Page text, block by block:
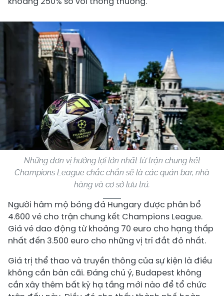
Những đơn vị hưởng lợi lớn nhất từ trận chung kết
Champions League chắc chắn sẽ là các quán bar, nhà
hàng và cơ sở lưu trú.
Người hâm mộ bóng đá Hungary được phân bổ
4.600 vé cho trận chung kết Champions League.
Giá vé dao động từ khoảng 70 euro cho hạng thấp
nhất đến 3.500 euro cho những vị trí đắt đỏ nhất.
Giá trị thể thao và truyền thông của sự kiện là điều
không cần bàn cãi. Đáng chú ý, Budapest không
cần xây thêm bất kỳ hạ tầng mới nào để tổ chức